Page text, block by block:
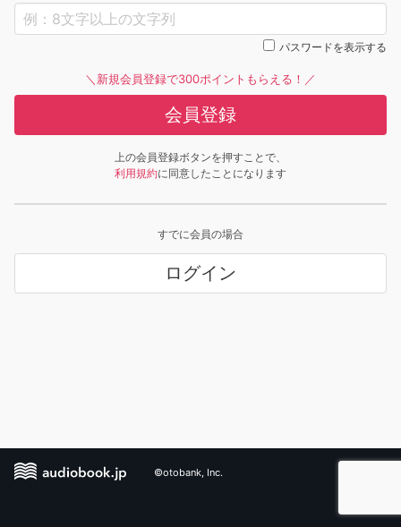
パスワードを表示する
＼新規会員登録で300ポイントもらえる！／
会員登録
上の会員登録ボタンを押すことで、
利用規約に同意したことになります
すでに会員の場合
ログイン
©otobank, Inc.